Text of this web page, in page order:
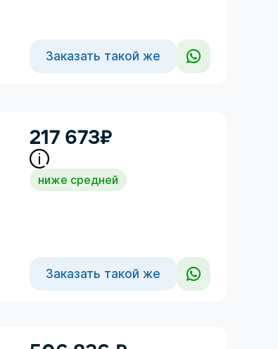
Заказать такой же
217 673₽
ниже средней
Заказать такой же